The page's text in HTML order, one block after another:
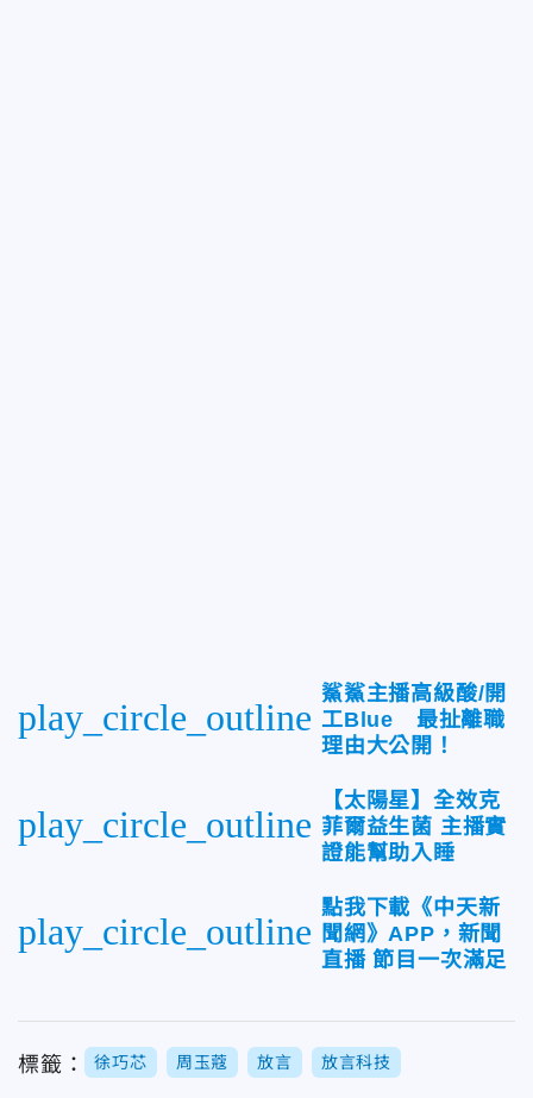
play_circle_outline
鯊鯊主播高級酸/開
工Blue 最扯離職
理由大公開！
play_circle_outline
【太陽星】全效克
菲爾益生菌 主播實
證能幫助入睡
play_circle_outline
點我下載《中天新
聞網》APP，新聞
直播 節目一次滿足
標籤： 徐巧芯 周玉蔻 放言 放言科技